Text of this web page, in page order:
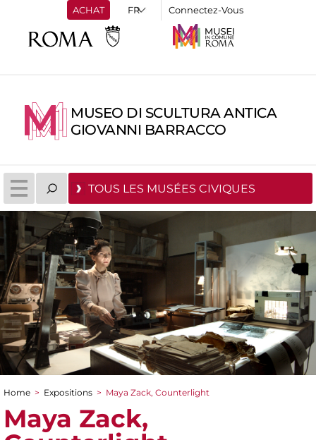
ACHAT Connectez-Vous
MUSEO DI SCULTURA ANTICA
GIOVANNI BARRACCO
TOUS LES MUSÉES CIVIQUES
You are here
Home > Expositions > Maya Zack, Counterlight
Maya Zack,